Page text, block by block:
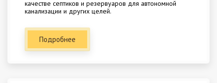
качестве септиков и резервуаров для автономной
канализации и других целей.
Подробнее